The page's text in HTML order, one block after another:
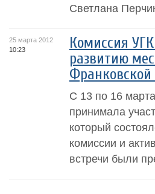
Светлана
25 марта 2012
10:23
Комиссия
развитию
Франковской
С 13 по 16
принимала
который
комиссии и
встречи были